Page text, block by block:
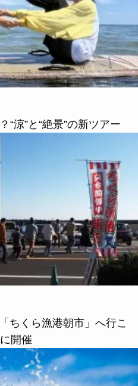
“涼”と“絶景”の新ツアー
ちくら漁港朝市」へ行こ
開催